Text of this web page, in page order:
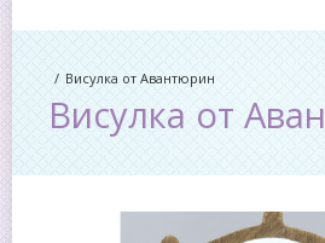
Висулка от Авантюрин
Висулка от